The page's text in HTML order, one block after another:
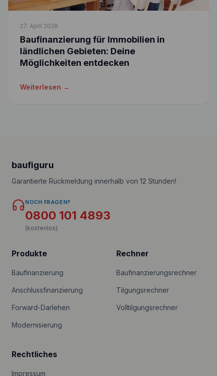
27. April 2026
Baufinanzierung für Immobilien in
ländlichen Gebieten: Deine
Möglichkeiten entdecken
Weiterlesen →
baufiguru
Garantierte Rückmeldung innerhalb von 12 Stunden!
NOCH FRAGEN?
0800 101 4893
(kostenlos)
Produkte
Baufinanzierung
Anschlussfinanzierung
Forward-Darlehen
Modernisierung
Rechner
Baufinanzierungsrechner
Tilgungsrechner
Volltilgungsrechner
Rechtliches
Impressum